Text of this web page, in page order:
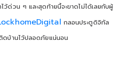
ว้ด่วน ๆ และสุดท้ายนี้จะขาดไม่ได้เลยกับผู้
กลอนประตูดิจิทัล
ดบ้านไว้ปลอดภัยแน่นอน